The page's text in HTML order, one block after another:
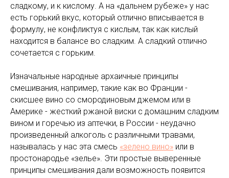
сладкому, и к кислому. А на «дальнем рубеже» у нас
есть горький вкус, который отлично вписывается в
формулу, не конфликтуя с кислым, так как кислый
находится в балансе во сладким. А сладкий отлично
сочетается с горьким.
Изначальные народные архаичные принципы
смешивания, например, такие как во Франции -
скисшее вино со смородиновым джемом или в
Америке - жесткий ржаной виски с домашним сладким
вином и горечью из аптечки, в России - неудачно
произведенный алкоголь с различными травами,
называлась у нас эта смесь «зелено вино» или в
простонародье «зелье». Эти простые выверенные
принципы смешивания дали возможность появится